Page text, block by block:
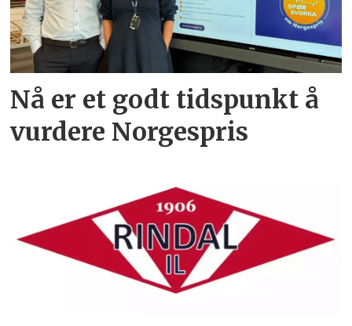
Nå er et godt tidspunkt å
vurdere Norgespris